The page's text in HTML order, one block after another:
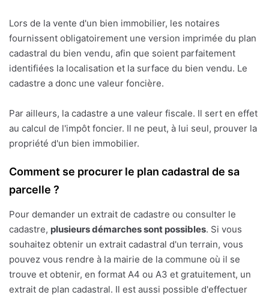
Lors de la vente d'un bien immobilier, les notaires
fournissent obligatoirement une version imprimée du plan
cadastral du bien vendu, afin que soient parfaitement
identifiées la localisation et la surface du bien vendu. Le
cadastre a donc une valeur foncière.
Par ailleurs, la cadastre a une valeur fiscale. Il sert en effet
au calcul de l'impôt foncier. Il ne peut, à lui seul, prouver la
propriété d'un bien immobilier.
Comment se procurer le plan cadastral de sa
parcelle ?
Pour demander un extrait de cadastre ou consulter le
cadastre, plusieurs démarches sont possibles. Si vous
souhaitez obtenir un extrait cadastral d'un terrain, vous
pouvez vous rendre à la mairie de la commune où il se
trouve et obtenir, en format A4 ou A3 et gratuitement, un
extrait de plan cadastral. Il est aussi possible d'effectuer